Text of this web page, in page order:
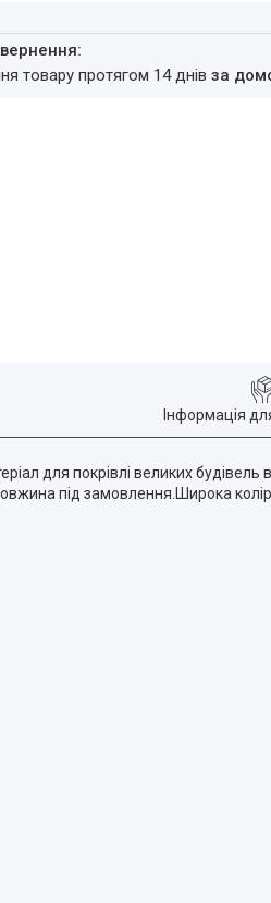
товару протягом 14 днівза
Інформація
для покрівлі великих
під замовлення.Широка